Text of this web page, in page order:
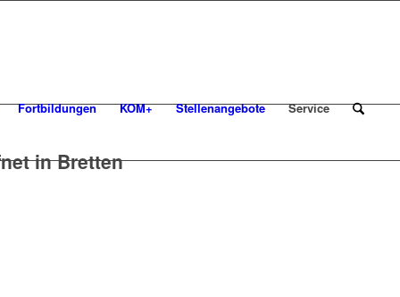
Fortbildungen KOM+ Stellenangebote Service
in Bretten